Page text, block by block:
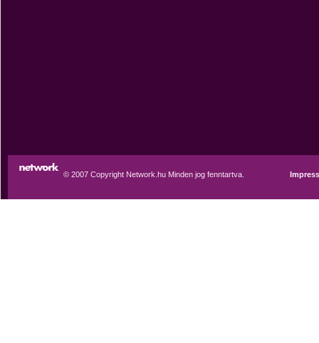
© 2007 Copyright Network.hu Minden jog fenntartva.